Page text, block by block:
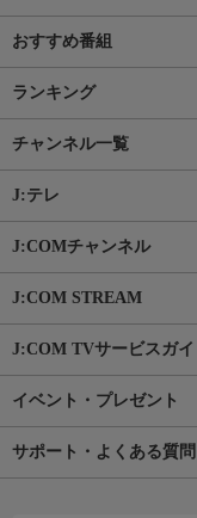
おすすめ番組
ランキング
チャンネル一覧
J:テレ
J:COMチャンネル
J:COM STREAM
J:COM TVサービスガイ
イベント・プレゼント
サポート・よくある質問